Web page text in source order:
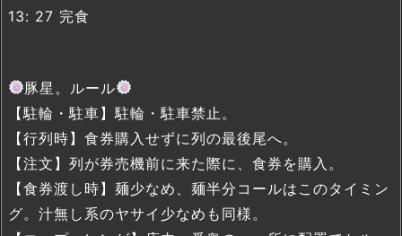
13: 27 完食
豚星。ルール
【駐輪・駐車】駐輪・駐車禁止。
【行列時】食券購入せずに列の最後尾へ。
【注文】列が券売機前に来た際に、食券を購入。
【食券渡し時】麺少なめ、麺半分コールはこのタイミン
グ。汁無し系のヤサイ少なめも同様。